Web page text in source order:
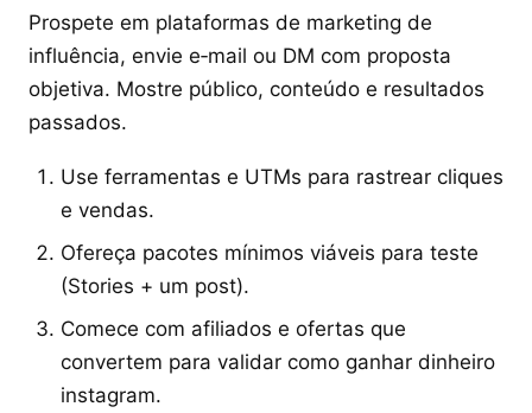
Prospete em plataformas de marketing de
influência, envie e‑mail ou DM com proposta
objetiva. Mostre público, conteúdo e resultados
passados.
Use ferramentas e UTMs para rastrear cliques
e vendas.
Ofereça pacotes mínimos viáveis para teste
(Stories + um post).
Comece com afiliados e ofertas que
convertem para validar como ganhar dinheiro
instagram.